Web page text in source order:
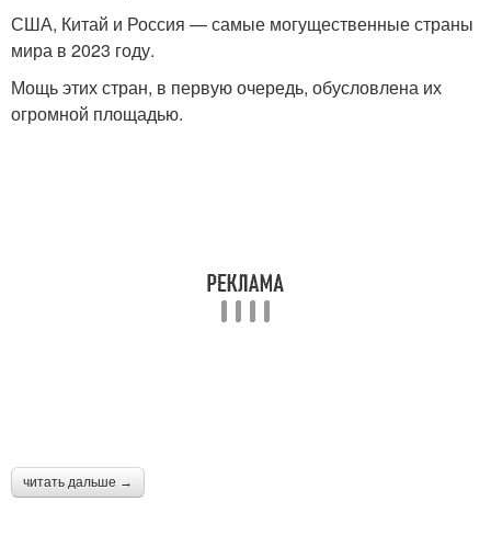
США, Китай и Россия — самые могущественные страны
мира в 2023 году.
Мощь этих стран, в первую очередь, обусловлена их
огромной площадью.
читать дальше →